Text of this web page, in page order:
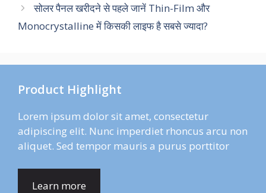
सोलर पैनल खरीदने से पहले जानें Thin-Film और
Monocrystalline में किसकी लाइफ है सबसे ज्यादा?
Product Highlight
Lorem ipsum dolor sit amet, consectetur
adipiscing elit. Nunc imperdiet rhoncus arcu non
aliquet. Sed tempor mauris a purus porttitor
Learn more